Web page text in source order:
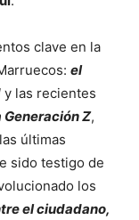
clave en la
el
y las recientes
Generación Z,
últimas
sido testigo de
los
el ciudadano,